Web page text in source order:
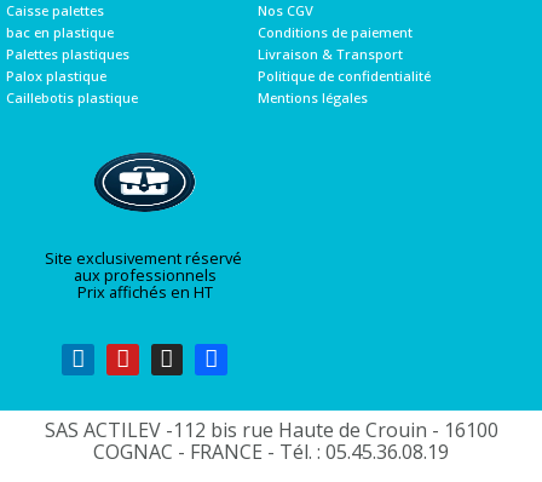
Caisse palettes
bac en plastique
Palettes plastiques
Palox plastique
Caillebotis plastique
Nos CGV
Conditions de paiement
Livraison & Transport
Politique de confidentialité
Mentions légales
Site exclusivement réservé
aux professionnels
Prix affichés en HT
SAS ACTILEV -112 bis rue Haute de Crouin - 16100
COGNAC - FRANCE - Tél. : 05.45.36.08.19​